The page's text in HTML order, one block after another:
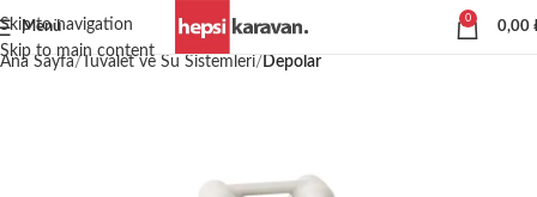
Skip to navigation
Skip to main content
Menü
0
0,00
Ana Sayfa Tuvalet ve Su Sistemleri Depolar